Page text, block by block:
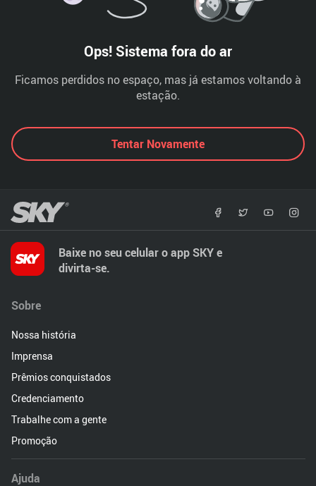
Ops! Sistema fora do ar
Ficamos perdidos no espaço, mas já estamos voltando à
estação.
Tentar Novamente
Baixe no seu celular o app SKY e
divirta-se.
Sobre
Nossa história
Imprensa
Prêmios conquistados
Credenciamento
Trabalhe com a gente
Promoção
Ajuda